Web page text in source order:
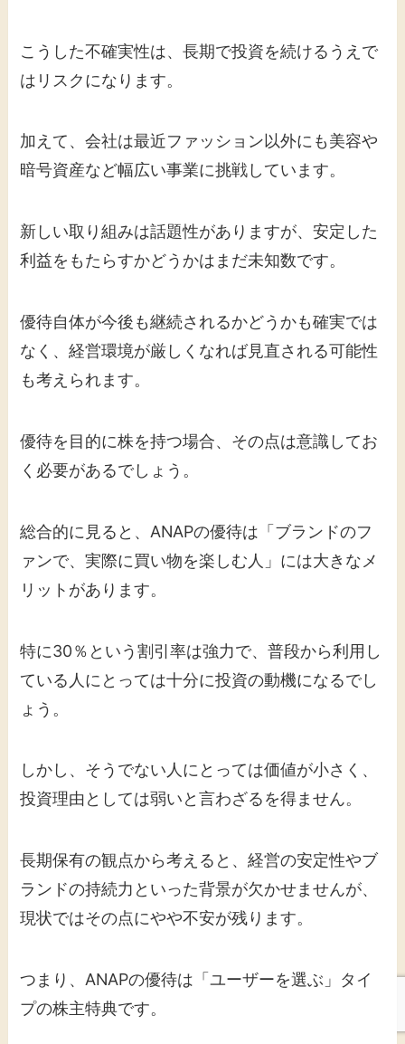
こうした不確実性は、長期で投資を続けるうえで
はリスクになります。
加えて、会社は最近ファッション以外にも美容や
暗号資産など幅広い事業に挑戦しています。
新しい取り組みは話題性がありますが、安定した
利益をもたらすかどうかはまだ未知数です。
優待自体が今後も継続されるかどうかも確実では
なく、経営環境が厳しくなれば見直される可能性
も考えられます。
優待を目的に株を持つ場合、その点は意識してお
く必要があるでしょう。
総合的に見ると、ANAPの優待は「ブランドのフ
ァンで、実際に買い物を楽しむ人」には大きなメ
リットがあります。
特に30％という割引率は強力で、普段から利用し
ている人にとっては十分に投資の動機になるでし
ょう。
しかし、そうでない人にとっては価値が小さく、
投資理由としては弱いと言わざるを得ません。
長期保有の観点から考えると、経営の安定性やブ
ランドの持続力といった背景が欠かせませんが、
現状ではその点にやや不安が残ります。
つまり、ANAPの優待は「ユーザーを選ぶ」タイ
プの株主特典です。